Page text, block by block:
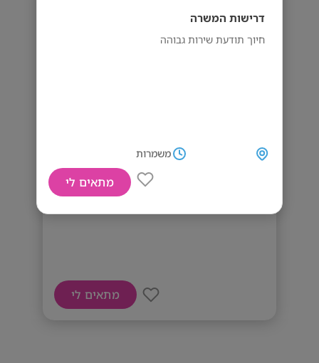
דרישות המשרה
חיוך תודעת שירות גבוהה
משמרות
מתאים לי
מתאים לי